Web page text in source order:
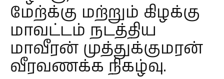
மேற்க்கு மற்றும் கிழக்கு
மாவட்டம் நடத்திய
மாவீரன் முத்துக்குமரன்
வீரவணக்க நிகழ்வு.